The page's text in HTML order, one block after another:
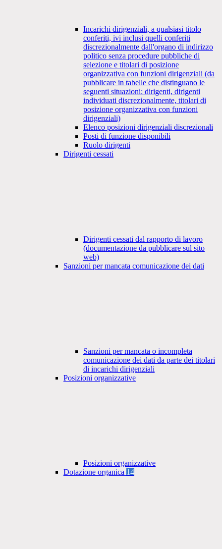
Incarichi dirigenziali, a qualsiasi titolo
conferiti, ivi inclusi quelli conferiti
discrezionalmente dall'organo di indirizzo
politico senza procedure pubbliche di
selezione e titolari di posizione
organizzativa con funzioni dirigenziali (da
pubblicare in tabelle che distinguano le
seguenti situazioni: dirigenti, dirigenti
individuati discrezionalmente, titolari di
posizione organizzativa con funzioni
dirigenziali)
Elenco posizioni dirigenziali discrezionali
Posti di funzione disponibili
Ruolo dirigenti
Dirigenti cessati
Dirigenti cessati dal rapporto di lavoro
(documentazione da pubblicare sul sito
web)
Sanzioni per mancata comunicazione dei dati
Sanzioni per mancata o incompleta
comunicazione dei dati da parte dei titolari
di incarichi dirigenziali
Posizioni organizzative
Posizioni organizzative
Dotazione organica 14